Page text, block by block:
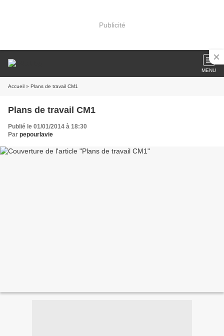
Publicité
MENU
Accueil » Plans de travail CM1
Plans de travail CM1
Publié le 01/01/2014 à 18:30
Par pepourlavie